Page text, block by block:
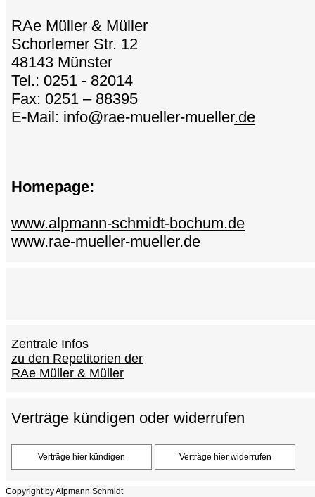
RAe Müller & Müller
Schorlemer Str. 12
48143 Münster
Tel.: 0251 - 82014
Fax: 0251 – 88395
E-Mail: info@rae-mueller-mueller.de
Homepage:
www.alpmann-schmidt-bochum.de
www.rae-mueller-mueller.de
Zentrale Infos
zu den Repetitorien der
RAe Müller & Müller
Verträge kündigen oder widerrufen
Copyright by Alpmann Schmidt